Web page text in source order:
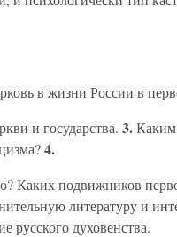
в жизни России в
и государства. 3.
4.
Каких подвижников
литературу и
русского духовенства.